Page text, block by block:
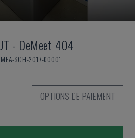
- DeMeet 404
MEA-SCH-2017-00001
OPTIONS DE PAIEMENT